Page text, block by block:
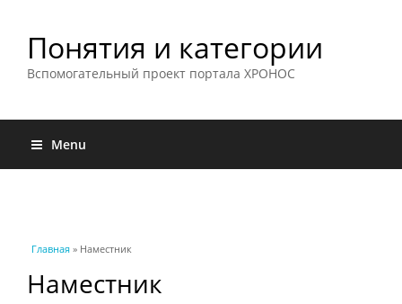
Понятия и категории
Вспомогательный проект портала ХРОНОС
Menu
Вы здесь
Главная » Наместник
Наместник